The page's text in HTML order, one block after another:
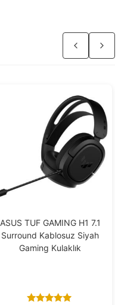
ASUS TUF GAMING H1 7.1
Surround Kablosuz Siyah
Gaming Kulaklık